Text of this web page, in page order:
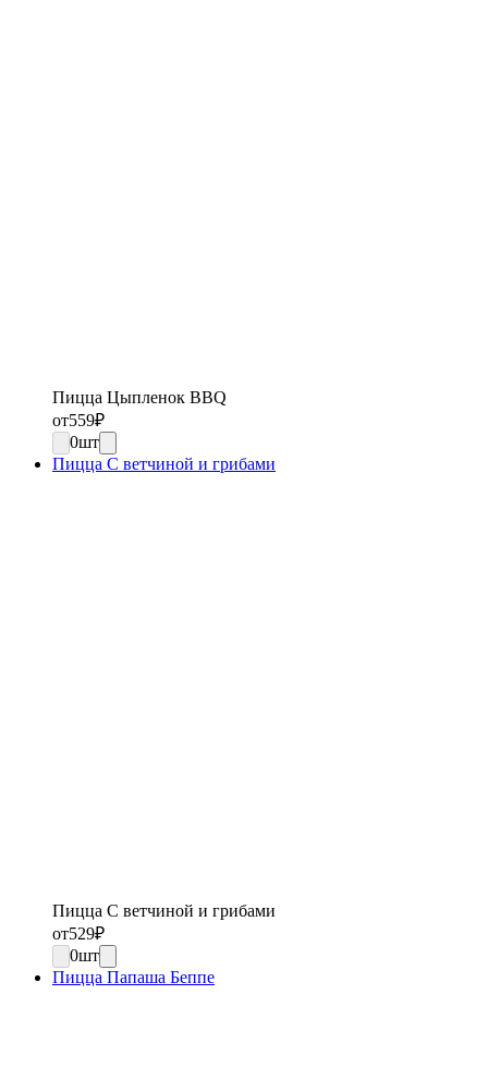
Пицца Цыпленок BBQ
от559₽
0шт
Пицца С ветчиной и грибами
Пицца С ветчиной и грибами
от529₽
0шт
Пицца Папаша Беппе